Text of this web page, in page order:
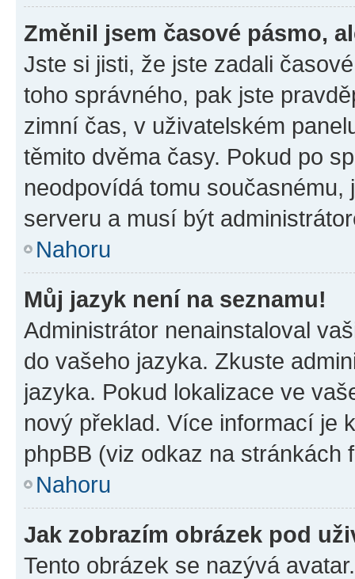
Změnil jsem časové pásmo,
Jste si jisti, že jste zadali
toho správného, pak jste
zimní čas, v uživatelském
těmito dvěma časy. Pokud po
neodpovídá tomu
serveru a musí být
Nahoru
Můj jazyk není na seznamu!
Administrátor nenainstaloval
do vašeho jazyka. Zkuste
jazyka. Pokud lokalizace ve
nový překlad. Více informací je
phpBB (viz odkaz na stránkách
Nahoru
Jak zobrazím obrázek pod
Tento obrázek se nazývá